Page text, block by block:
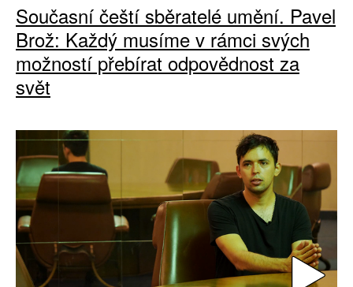
Současní čeští sběratelé umění. Pavel
Brož: Každý musíme v rámci svých
možností přebírat odpovědnost za
svět